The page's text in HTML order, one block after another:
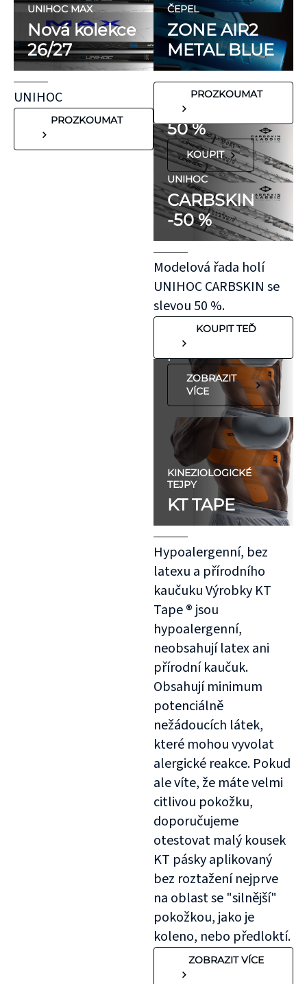
UNIHOC MAX
Nová kolekce
26/27
UNIHOC
PROZKOUMAT
ČEPEL
ZONE AIR2
METAL BLUE
PROZKOUMAT
FLORBALOVÉ HOLE
UNIHOC
CARBSKIN
SE SLEVOU
50 %
KOUPIT
UNIHOC
CARBSKIN
-50 %
Modelová řada holí
UNIHOC CARBSKIN se
slevou 50 %.
KOUPIT TEĎ
kaučuk. Obsahují
minimum
potenciálně
nežádoucích látek,
které mohou
vyvolat alergické
reakce. Pokud ale
víte, že máte velmi
citlivou pokožku,
doporučujeme
otestovat malý
kousek KT pásky
aplikovaný bez
roztažení nejprve
na oblast se
"silnější"
pokožkou, jako je
koleno, nebo
předloktí.
ZOBRAZIT
VÍCE
KINEZIOLOGICKÉ
TEJPY
KT TAPE
Hypoalergenní, bez
latexu a přírodního
kaučuku Výrobky KT
Tape ® jsou
hypoalergenní,
neobsahují latex ani
přírodní kaučuk.
Obsahují minimum
potenciálně
nežádoucích látek,
které mohou vyvolat
alergické reakce. Pokud
ale víte, že máte velmi
citlivou pokožku,
doporučujeme
otestovat malý kousek
KT pásky aplikovaný
bez roztažení nejprve
na oblast se "silnější"
pokožkou, jako je
koleno, nebo předloktí.
ZOBRAZIT VÍCE